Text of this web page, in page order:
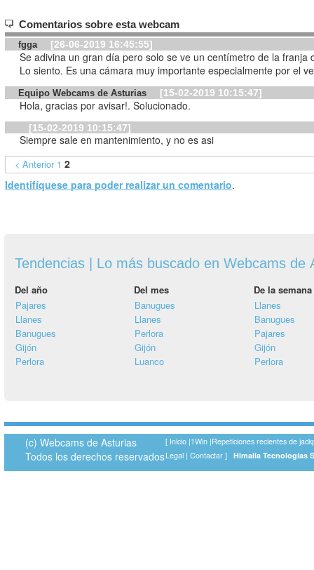
Comentarios sobre esta webcam
fgga [26-06-2019 16:45:55]
Se adivina un gran día pero solo se ve un centímetro de la franja
Lo siento. Es una cámara muy importante especialmente por el
Equipo Webcams de Asturias [15-02-2019 10:15:47]
Hola, gracias por avisar!. Solucionado.
[15-02-2019 10:15:47]
Siempre sale en mantenimiento, y no es asi
< Anterior 1 2
Identifíquese para poder realizar un comentario.
Tendencias | Lo más buscado en Webcams de
Del año Del mes
De la semana
Pajares
Llanes
Banugues
Gijón
Perlora
Banugues
Llanes
Perlora
Gijón
Luanco
Llanes
Banugues
Pajares
Gijón
Perlora
(c) Webcams de Asturias
Todos los derechos reservados
[ Inicio |1Win |Repeticiones recientes de
Legal | Contactar Himalia Tecnologías